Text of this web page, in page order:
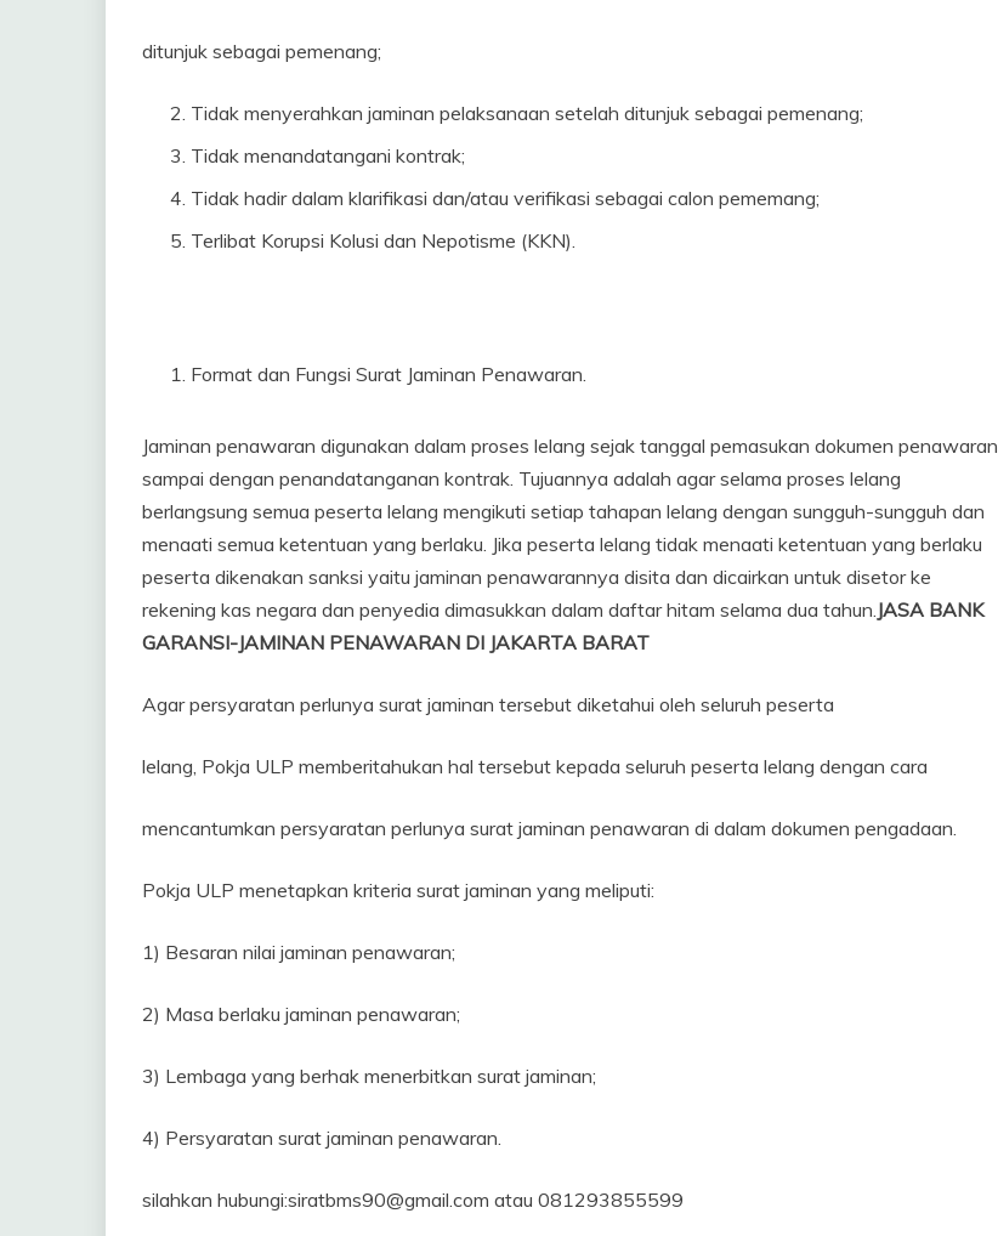
ditunjuk sebagai pemenang;
Tidak menyerahkan jaminan pelaksanaan setelah ditunjuk sebagai pemenang;
Tidak menandatangani kontrak;
Tidak hadir dalam klarifikasi dan/atau verifikasi sebagai calon pememang;
Terlibat Korupsi Kolusi dan Nepotisme (KKN).
Format dan Fungsi Surat Jaminan Penawaran.
Jaminan penawaran digunakan dalam proses lelang sejak tanggal pemasukan dokumen penawaran
sampai dengan penandatanganan kontrak. Tujuannya adalah agar selama proses lelang
berlangsung semua peserta lelang mengikuti setiap tahapan lelang dengan sungguh-sungguh dan
menaati semua ketentuan yang berlaku. Jika peserta lelang tidak menaati ketentuan yang berlaku
peserta dikenakan sanksi yaitu jaminan penawarannya disita dan dicairkan untuk disetor ke
rekening kas negara dan penyedia dimasukkan dalam daftar hitam selama dua tahun.JASA BANK
GARANSI-JAMINAN PENAWARAN DI JAKARTA BARAT
Agar persyaratan perlunya surat jaminan tersebut diketahui oleh seluruh peserta
lelang, Pokja ULP memberitahukan hal tersebut kepada seluruh peserta lelang dengan cara
mencantumkan persyaratan perlunya surat jaminan penawaran di dalam dokumen pengadaan.
Pokja ULP menetapkan kriteria surat jaminan yang meliputi:
1) Besaran nilai jaminan penawaran;
2) Masa berlaku jaminan penawaran;
3) Lembaga yang berhak menerbitkan surat jaminan;
4) Persyaratan surat jaminan penawaran.
silahkan hubungi:siratbms90@gmail.com atau 081293855599